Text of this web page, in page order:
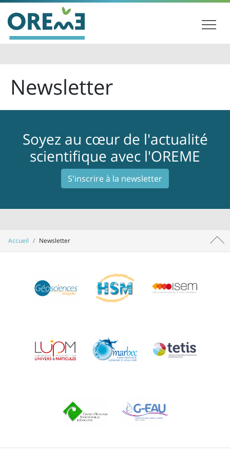
Newsletter
Soyez au cœur de l'actualité
scientifique avec l'OREME
S'inscrire à la newsletter
Accueil Newsletter